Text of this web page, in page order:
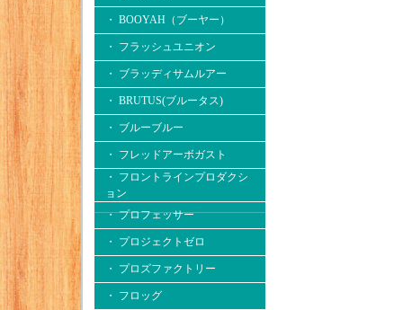
・ BOOYAH（ブーヤー）
・ フラッシュユニオン
・ ブラッディサムルアー
・ BRUTUS(ブルータス)
・ ブルーブルー
・ フレッドアーボガスト
・ フロントラインプロダクシ
ョン
・ プロフェッサー
・ プロジェクトゼロ
・ プロズファクトリー
・ フロッグ